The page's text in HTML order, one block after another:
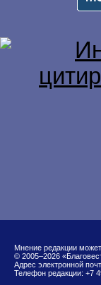
Мнение редакции
© 2005–2026
Адрес электронной
Телефон редакции: +7